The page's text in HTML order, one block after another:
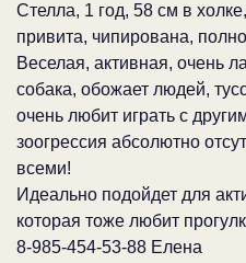
Стелла, 1 год, 58 см в
привита, чипирована,
Веселая, активная, очень
собака, обожает людей,
очень любит играть с
зоогрессия абсолютно
всеми!
Идеально подойдет для
которая тоже любит
8-985-454-53-88 Елена